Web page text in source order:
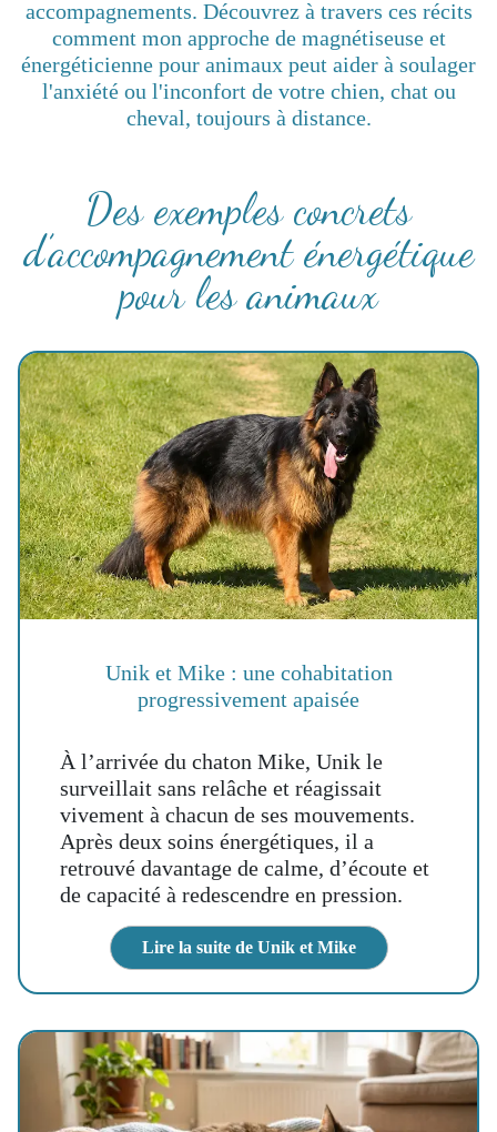
accompagnements. Découvrez à travers ces récits
comment mon approche de magnétiseuse et
énergéticienne pour animaux peut aider à soulager
l'anxiété ou l'inconfort de votre chien, chat ou
cheval, toujours à distance.
Des exemples concrets
d’accompagnement énergétique
pour les animaux
Unik et Mike : une cohabitation
progressivement apaisée
À l’arrivée du chaton Mike, Unik le
surveillait sans relâche et réagissait
vivement à chacun de ses mouvements.
Après deux soins énergétiques, il a
retrouvé davantage de calme, d’écoute et
de capacité à redescendre en pression.
Lire la suite de Unik et Mike